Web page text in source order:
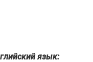
язык: